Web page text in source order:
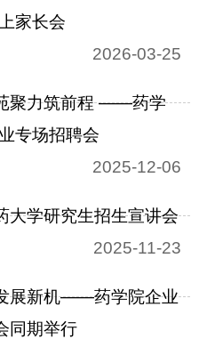
家长会
2026-03-25
聚力筑前程 ——药学
专场招聘会
2025-12-06
大学研究生招生宣讲会
2025-11-23
展新机——药学院企业
同期举行